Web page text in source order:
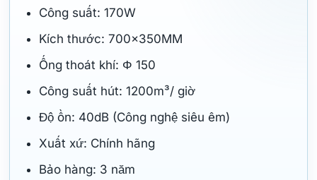
Công suất: 170W
Kích thước: 700x350MM
Ống thoát khí: Φ 150
Công suất hút: 1200m³/ giờ
Độ ồn: 40dB (Công nghệ siêu êm)
Xuất xứ: Chính hãng
Bảo hàng: 3 năm